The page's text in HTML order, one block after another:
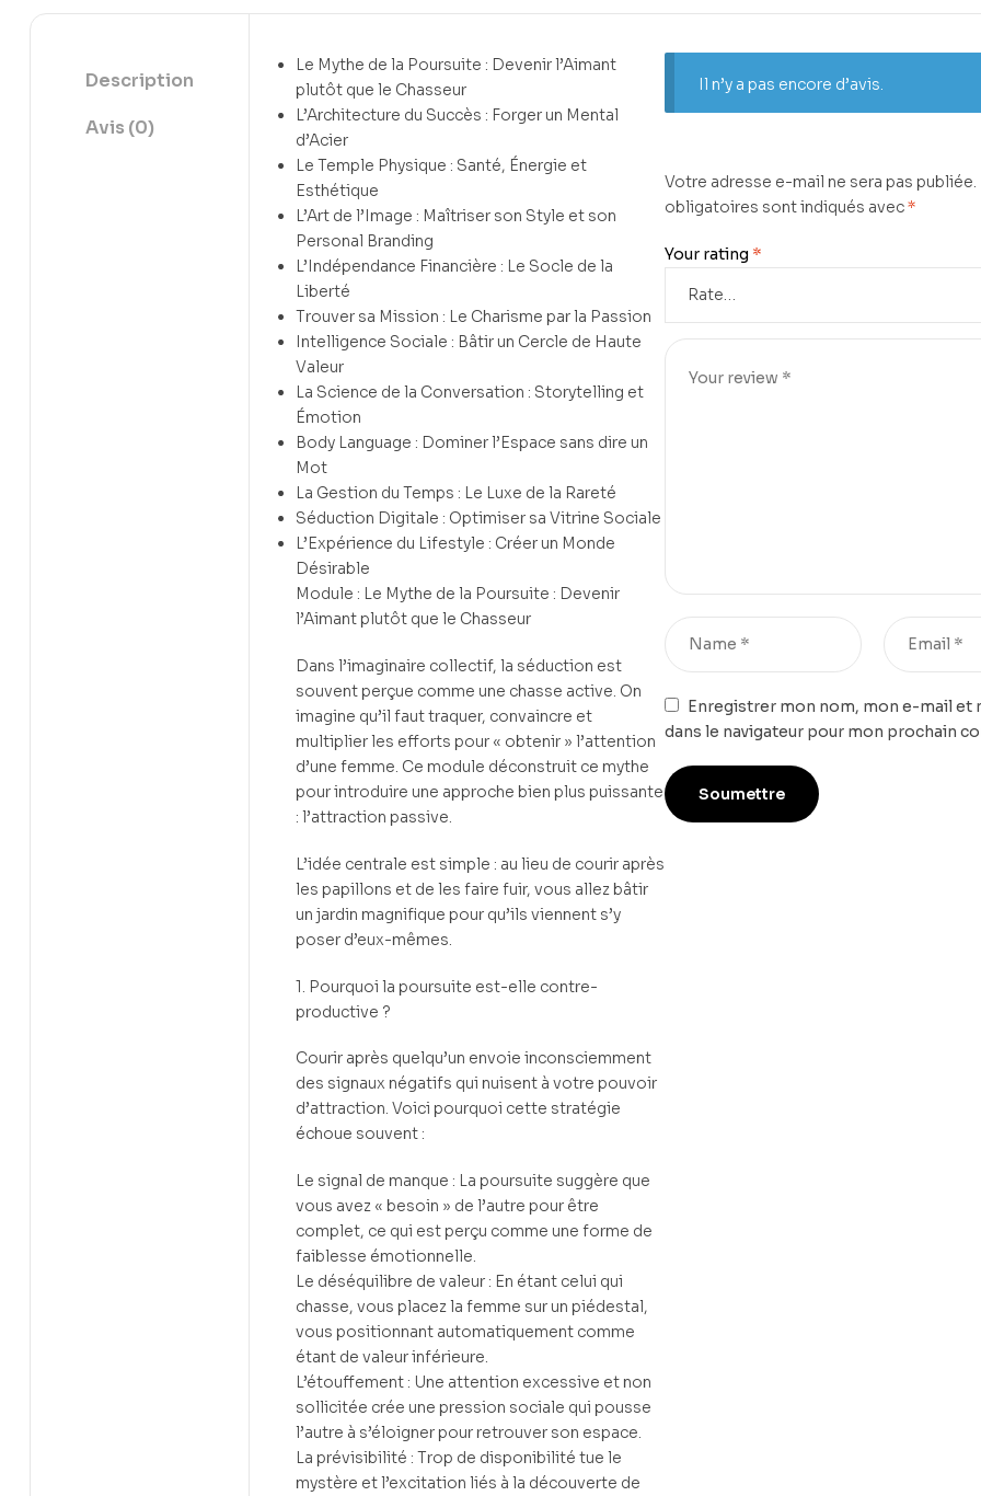
Description
Avis (0)
Le Mythe de la Poursuite : Devenir l’Aimant
plutôt que le Chasseur
L’Architecture du Succès : Forger un Mental
d’Acier
Le Temple Physique : Santé, Énergie et
Esthétique
L’Art de l’Image : Maîtriser son Style et son
Personal Branding
L’Indépendance Financière : Le Socle de la
Liberté
Trouver sa Mission : Le Charisme par la Passion
Intelligence Sociale : Bâtir un Cercle de Haute
Valeur
La Science de la Conversation : Storytelling et
Émotion
Body Language : Dominer l’Espace sans dire un
Mot
La Gestion du Temps : Le Luxe de la Rareté
Séduction Digitale : Optimiser sa Vitrine Sociale
L’Expérience du Lifestyle : Créer un Monde
Désirable
Module : Le Mythe de la Poursuite : Devenir
l’Aimant plutôt que le Chasseur
Dans l’imaginaire collectif, la séduction est
souvent perçue comme une chasse active. On
imagine qu’il faut traquer, convaincre et
multiplier les efforts pour « obtenir » l’attention
d’une femme. Ce module déconstruit ce mythe
pour introduire une approche bien plus puissante
: l’attraction passive.
L’idée centrale est simple : au lieu de courir après
les papillons et de les faire fuir, vous allez bâtir
un jardin magnifique pour qu’ils viennent s’y
poser d’eux-mêmes.
1. Pourquoi la poursuite est-elle contre-
productive ?
Courir après quelqu’un envoie inconsciemment
des signaux négatifs qui nuisent à votre pouvoir
d’attraction. Voici pourquoi cette stratégie
échoue souvent :
Le signal de manque : La poursuite suggère que
vous avez « besoin » de l’autre pour être
complet, ce qui est perçu comme une forme de
faiblesse émotionnelle.
Le déséquilibre de valeur : En étant celui qui
chasse, vous placez la femme sur un piédestal,
vous positionnant automatiquement comme
étant de valeur inférieure.
L’étouffement : Une attention excessive et non
sollicitée crée une pression sociale qui pousse
l’autre à s’éloigner pour retrouver son espace.
La prévisibilité : Trop de disponibilité tue le
mystère et l’excitation liés à la découverte de
Il n’y a pas encore d’avis.
Votre adresse e-mail ne sera pas publiée.
obligatoires sont indiqués avec*
Your rating *
Enregistrer mon nom, mon e-mail et
dans le navigateur pour mon prochain